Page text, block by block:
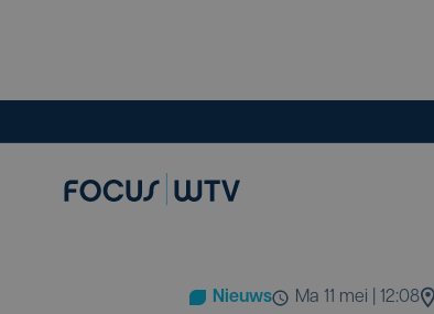
Nieuws ma 11 mei | 12:08